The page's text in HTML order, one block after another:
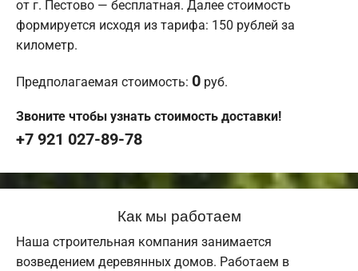
от г. Пестово — бесплатная. Далее стоимость
формируется исходя из тарифа: 150 рублей за
километр.
Предполагаемая стоимость: 0 руб.
Звоните чтобы узнать стоимость доставки!
+7 921 027-89-78
Как мы работаем
Наша строительная компания занимается
возведением деревянных домов. Работаем в